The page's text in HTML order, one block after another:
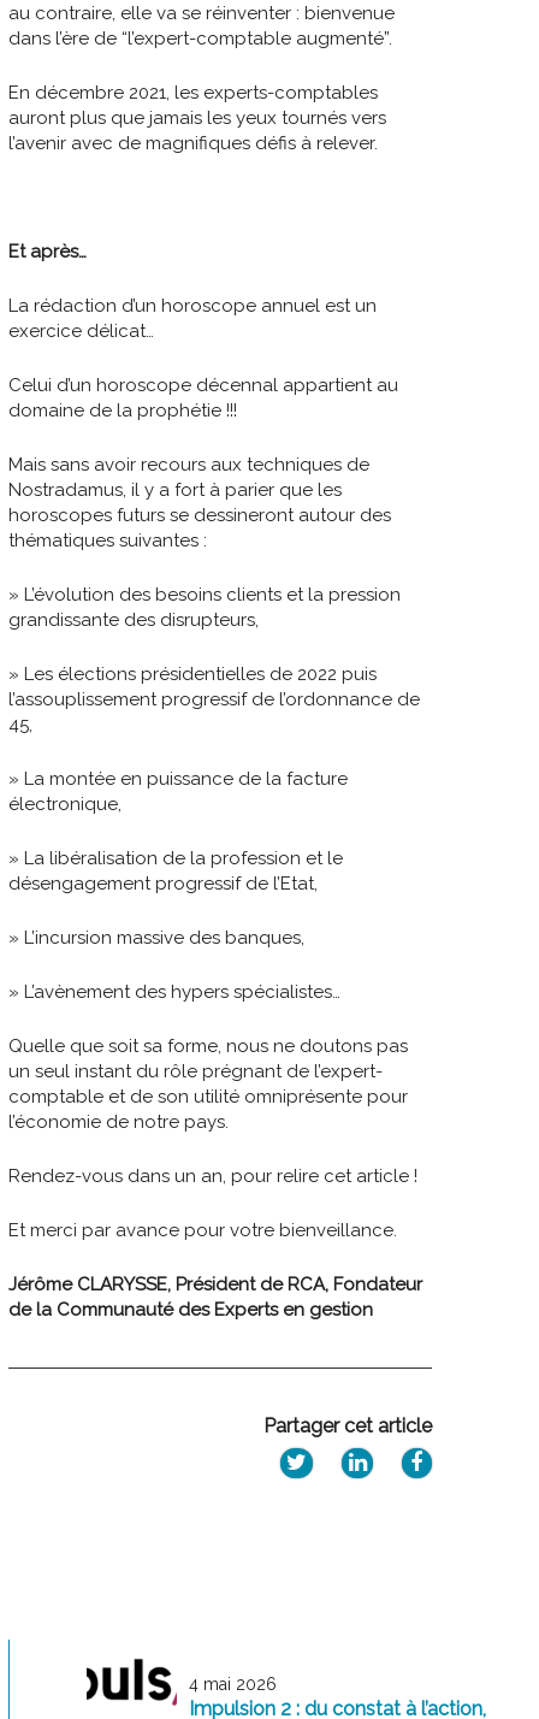
au contraire, elle va se réinventer : bienvenue
dans l’ère de “l’expert-comptable augmenté”.
En décembre 2021, les experts-comptables
auront plus que jamais les yeux tournés vers
l’avenir avec de magnifiques défis à relever.
Et après…
La rédaction d’un horoscope annuel est un
exercice délicat…
Celui d’un horoscope décennal appartient au
domaine de la prophétie !!!
Mais sans avoir recours aux techniques de
Nostradamus, il y a fort à parier que les
horoscopes futurs se dessineront autour des
thématiques suivantes :
» L’évolution des besoins clients et la pression
grandissante des disrupteurs,
» Les élections présidentielles de 2022 puis
l’assouplissement progressif de l’ordonnance de
45,
» La montée en puissance de la facture
électronique,
» La libéralisation de la profession et le
désengagement progressif de l’Etat,
» L’incursion massive des banques,
» L’avènement des hypers spécialistes…
Quelle que soit sa forme, nous ne doutons pas
un seul instant du rôle prégnant de l’expert-
comptable et de son utilité omniprésente pour
l’économie de notre pays.
Rendez-vous dans un an, pour relire cet article !
Et merci par avance pour votre bienveillance.
Jérôme CLARYSSE, Président de RCA, Fondateur
de la Communauté des Experts en gestion
Partager cet article
4 mai 2026
Impulsion 2 : du constat à l’action,